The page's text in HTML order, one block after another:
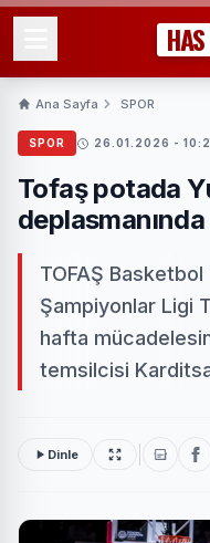
HAS
Ana Sayfa SPOR
SPOR 26.01.2026 -
Tofaş potada
deplasmanında
TOFAŞ Basketbol
Şampiyonlar Ligi
hafta
temsilcisi
Dinle